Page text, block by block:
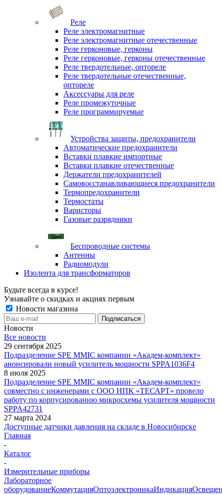
Реле
Реле электромагнитные
Реле электромагнитные отечественные
Реле герконовые, герконы
Реле герконовые, герконы отечественные
Реле твердотельные, оптореле
Реле твердотельные отечественные,
оптореле
Аксессуары для реле
Реле промежуточные
Реле программируемые
Устройства защиты, предохранители
Автоматические предохранители
Вставки плавкие импортные
Вставки плавкие отечественные
Держатели предохранителей
Самовосстанавливающиеся предохранители
Термопредохранители
Термостаты
Варисторы
Газовые разрядники
Беспроводные системы
Антенны
Радиомодули
Изолента для трансформаторов
Будьте всегда в курсе!
Узнавайте о скидках и акциях первым
Новости магазина
Новости
Все новости
29 сентября 2025
Подразделение SPE MMIC компании «Академ-комплект»
анонсировали новый усилитель мощности SPPA1036F4
8 июля 2025
Подразделение SPE MMIC компании «Академ-комплект»
совместно с инженерами с ООО НПК «ТЕСАРТ» провело
работу по корпусированию микросхемы усилителя мощности
SPPA42731
27 марта 2024
Доступные датчики давления на складе в Новосибирске
Главная
-
Каталог
-
Измерительные приборы
Лабораторное
оборудованиеКоммутацияОптоэлектроникаИндикация